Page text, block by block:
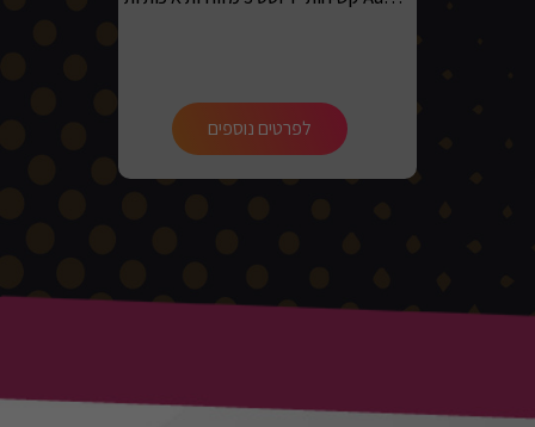
לפרטים נוספים